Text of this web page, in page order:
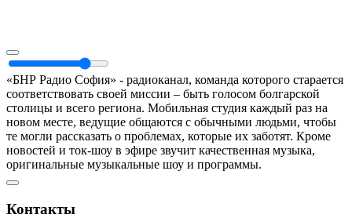
«БНР Радио София» - радиоканал, команда которого старается
соответствовать своей миссии – быть голосом болгарской
столицы и всего региона. Мобильная студия каждый раз на
новом месте, ведущие общаются с обычными людьми, чтобы
те могли рассказать о проблемах, которые их заботят. Кроме
новостей и ток-шоу в эфире звучит качественная музыка,
оригинальные музыкальные шоу и программы.
Контакты